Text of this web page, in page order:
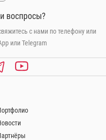
воспросы?
с нами по телефону или
или Telegram